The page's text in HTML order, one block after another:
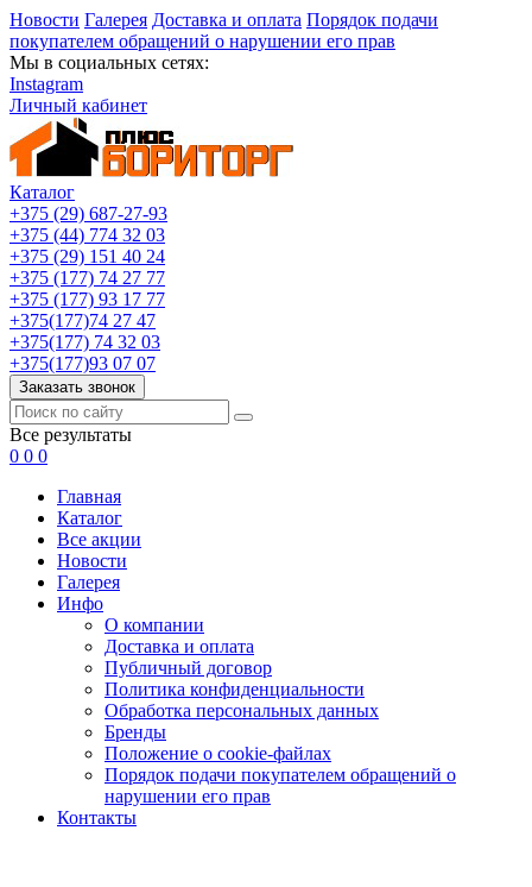
Новости Галерея Доставка и оплата Порядок подачи
покупателем обращений о нарушении его прав
Мы в социальных сетях:
Instagram
Личный кабинет
Каталог
+375 (29) 687-27-93
+375 (44) 774 32 03
+375 (29) 151 40 24
+375 (177) 74 27 77
+375 (177) 93 17 77
+375(177)74 27 47
+375(177) 74 32 03
+375(177)93 07 07
Заказать звонок
Все результаты
0 0 0
Главная
Каталог
Все акции
Новости
Галерея
Инфо
О компании
Доставка и оплата
Публичный договор
Политика конфиденциальности
Обработка персональных данных
Бренды
Положение о cookie-файлах
Порядок подачи покупателем обращений о
нарушении его прав
Контакты